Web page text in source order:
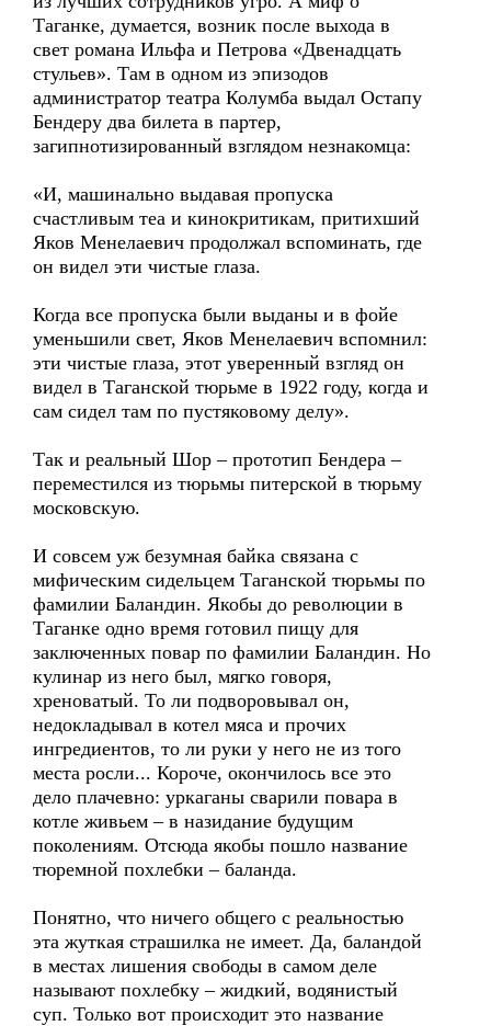
Таганке, думается, возник после выхода в
свет романа Ильфа и Петрова «Двенадцать
стульев». Там в одном из эпизодов
администратор театра Колумба выдал Остапу
Бендеру два билета в партер,
загипнотизированный взглядом незнакомца:
«И, машинально выдавая пропуска
счастливым теа и кинокритикам, притихший
Яков Менелаевич продолжал вспоминать, где
он видел эти чистые глаза.
Когда все пропуска были выданы и в фойе
уменьшили свет, Яков Менелаевич вспомнил:
эти чистые глаза, этот уверенный взгляд он
видел в Таганской тюрьме в 1922 году, когда и
сам сидел там по пустяковому делу».
Так и реальный Шор – прототип Бендера –
переместился из тюрьмы питерской в тюрьму
московскую.
И совсем уж безумная байка связана с
мифическим сидельцем Таганской тюрьмы по
фамилии Баландин. Якобы до революции в
Таганке одно время готовил пищу для
заключенных повар по фамилии Баландин. Но
кулинар из него был, мягко говоря,
хреноватый. То ли подворовывал он,
недокладывал в котел мяса и прочих
ингредиентов, то ли руки у него не из того
места росли... Короче, окончилось все это
дело плачевно: уркаганы сварили повара в
котле живьем – в назидание будущим
поколениям. Отсюда якобы пошло название
тюремной похлебки – баланда.
Понятно, что ничего общего с реальностью
эта жуткая страшилка не имеет. Да, баландой
в местах лишения свободы в самом деле
называют похлебку – жидкий, водянистый
суп. Только вот происходит это название